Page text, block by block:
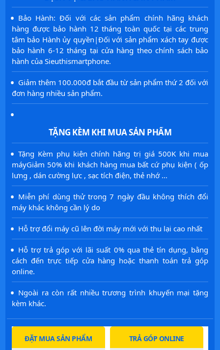
· Bảo Hành: Đối với các sản phẩm chính hãng khách
hàng được bảo hành 12 tháng toàn quốc tại các trung
tâm bảo Hành ủy quyền|Đối với sản phẩm xách tay được
bảo hành 6-12 tháng tại cửa hàng theo chính sách bảo
hành của Sieuthismartphone.
· Giảm thêm 100.000đ bắt đầu từ sản phẩm thứ 2 đối với
đơn hàng nhiều sản phẩm.
·
TẶNG KÈM KHI MUA SẢN PHẨM
· Tặng Kèm phụ kiện chính hãng trị giá 500K khi mua
máyGiảm 50% khi khách hàng mua bất cứ phụ kiện ( ốp
lưng , dán cường lực , sạc tích điện, thẻ nhớ ...
· Miễn phí dùng thử trong 7 ngày đầu không thích đổi
máy khác không cần lý do
· Hỗ trợ đổi máy cũ lên đời máy mới với thu lại cao nhất
· Hỗ trợ trả góp với lãi suất 0% qua thẻ tín dụng, bằng
cách đến trực tiếp cửa hàng hoặc thanh toán trả góp
online.
· Ngoài ra còn rất nhiều trương trình khuyến mại tặng
kèm khác.
ĐẶT MUA SẢN PHẨM TRẢ GÓP ONLINE